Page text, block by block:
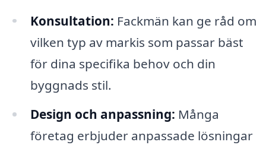
Konsultation: Fackmän kan ge råd om
vilken typ av markis som passar bäst
för dina specifika behov och din
byggnads stil.
Design och anpassning: Många
företag erbjuder anpassade lösningar